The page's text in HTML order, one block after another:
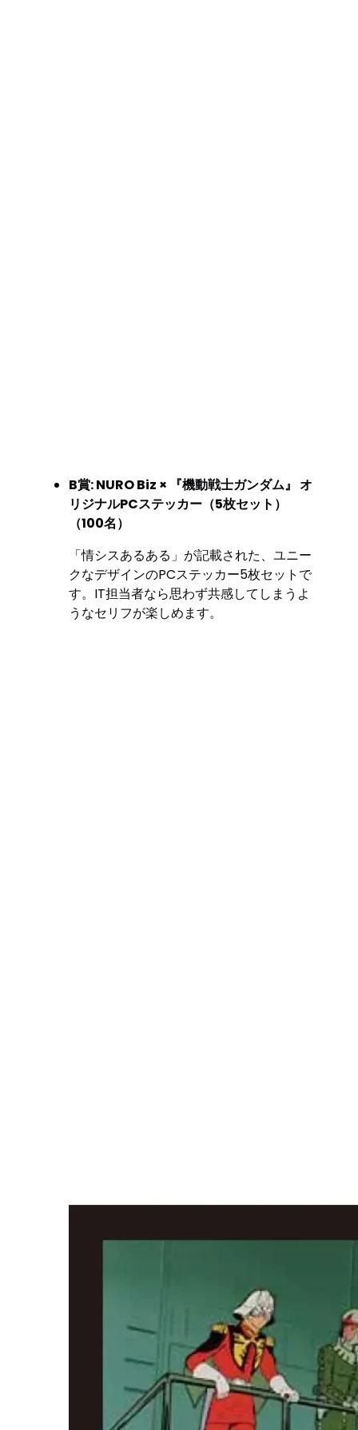
B賞: NURO Biz × 『機動戦士ガンダム』 オ
リジナルPCステッカー（5枚セット）
（100名）
「情シスあるある」が記載された、ユニー
クなデザインのPCステッカー5枚セットで
す。IT担当者なら思わず共感してしまうよ
うなセリフが楽しめます。